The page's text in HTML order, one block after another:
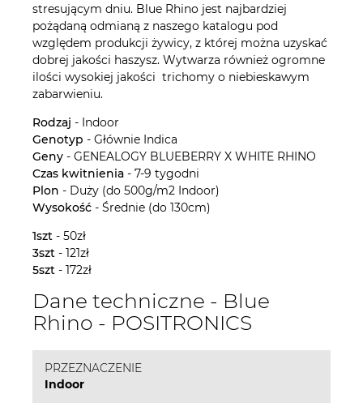
stresującym dniu. Blue Rhino jest najbardziej
pożądaną odmianą z naszego katalogu pod
względem produkcji żywicy, z której można uzyskać
dobrej jakości haszysz. Wytwarza również ogromne
ilości wysokiej jakości trichomy o niebieskawym
zabarwieniu.
Rodzaj - Indoor
Genotyp - Głównie Indica
Geny - GENEALOGY BLUEBERRY X WHITE RHINO
Czas kwitnienia - 7-9 tygodni
Plon - Duży (do 500g/m2 Indoor)
Wysokość - Średnie (do 130cm)
1szt - 50zł
3szt - 121zł
5szt - 172zł
Dane techniczne - Blue
Rhino - POSITRONICS
PRZEZNACZENIE
Indoor